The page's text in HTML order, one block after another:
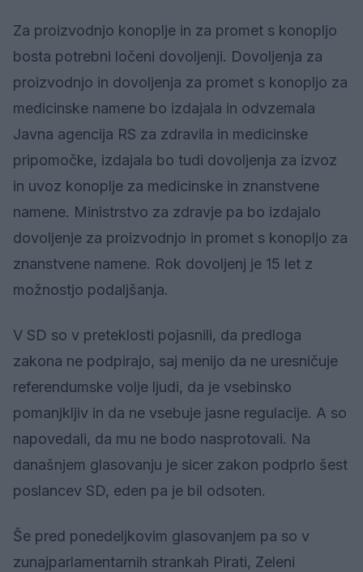
Za proizvodnjo konoplje in za promet s konopljo
bosta potrebni ločeni dovoljenji. Dovoljenja za
proizvodnjo in dovoljenja za promet s konopljo za
medicinske namene bo izdajala in odvzemala
Javna agencija RS za zdravila in medicinske
pripomočke, izdajala bo tudi dovoljenja za izvoz
in uvoz konoplje za medicinske in znanstvene
namene. Ministrstvo za zdravje pa bo izdajalo
dovoljenje za proizvodnjo in promet s konopljo za
znanstvene namene. Rok dovoljenj je 15 let z
možnostjo podaljšanja.
V SD so v preteklosti pojasnili, da predloga
zakona ne podpirajo, saj menijo da ne uresničuje
referendumske volje ljudi, da je vsebinsko
pomanjkljiv in da ne vsebuje jasne regulacije. A so
napovedali, da mu ne bodo nasprotovali. Na
današnjem glasovanju je sicer zakon podprlo šest
poslancev SD, eden pa je bil odsoten.
Še pred ponedeljkovim glasovanjem pa so v
zunajparlamentarnih strankah Pirati, Zeleni